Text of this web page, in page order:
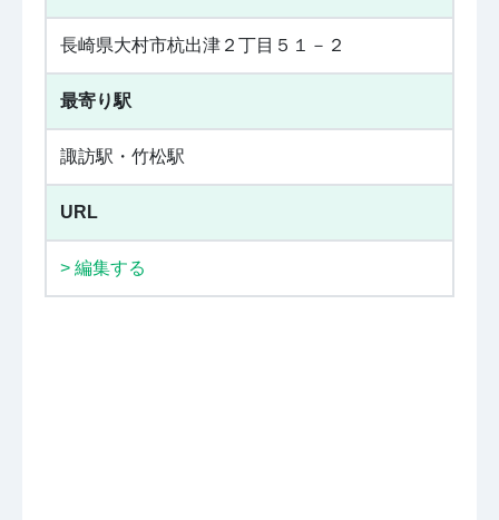
長崎県大村市杭出津２丁目５１－２
最寄り駅
諏訪駅・竹松駅
URL
> 編集する